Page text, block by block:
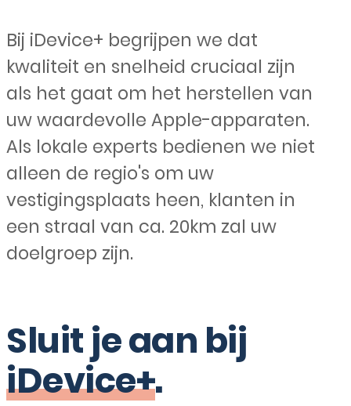
Bij iDevice+ begrijpen we dat
kwaliteit en snelheid cruciaal zijn
als het gaat om het herstellen van
uw waardevolle Apple-apparaten.
Als lokale experts bedienen we niet
alleen de regio's om uw
vestigingsplaats heen, klanten in
een straal van ca. 20km zal uw
doelgroep zijn.
Sluit je aan bij
iDevice+.